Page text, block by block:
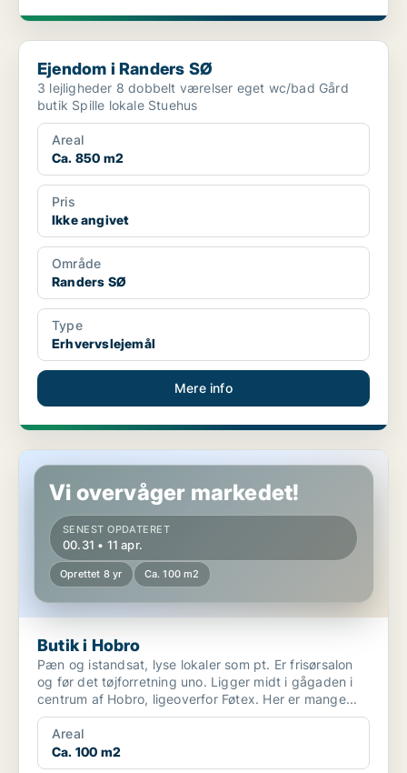
Ejendom i Randers SØ
Ejendom i Randers SØ
3 lejligheder 8 dobbelt værelser eget wc/bad Gård
butik Spille lokale Stuehus
Areal
Ca. 850 m2
Pris
Ikke angivet
Område
Randers SØ
Type
Erhvervslejemål
Mere info
Butik i Hobro
Vi overvåger markedet!
SENEST OPDATERET
00.31 • 11 apr.
Oprettet 8 yr Ca. 100 m2
Butik i Hobro
Pæn og istandsat, lyse lokaler som pt. Er frisørsalon
og før det tøjforretning uno. Ligger midt i gågaden i
centrum af Hobro, ligeoverfor Føtex. Her er mange...
Areal
Ca. 100 m2